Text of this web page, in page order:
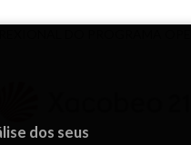
dos seus